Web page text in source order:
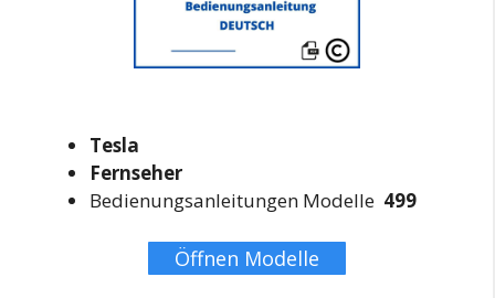
Tesla
Fernseher
Bedienungsanleitungen Modelle 499
Öffnen Modelle